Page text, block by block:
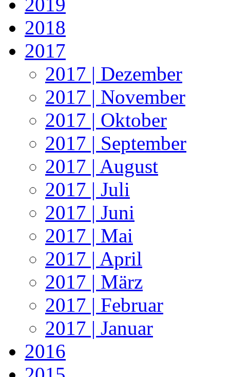
2019
2018
2017
2017 | Dezember
2017 | November
2017 | Oktober
2017 | September
2017 | August
2017 | Juli
2017 | Juni
2017 | Mai
2017 | April
2017 | März
2017 | Februar
2017 | Januar
2016